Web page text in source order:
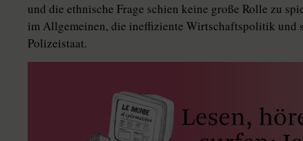
und die ethnische Frage schien keine große Rolle zu
im Allgemeinen, die ineffiziente Wirtschaftspolitik und
Polizeistaat.